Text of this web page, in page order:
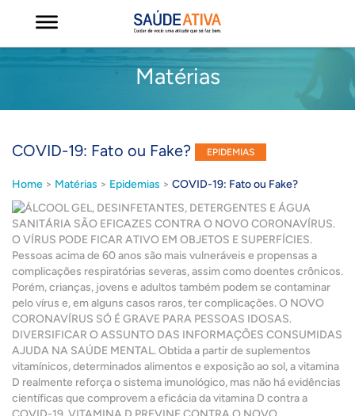
Matérias
COVID-19: Fato ou Fake? EPIDEMIAS
Home > Matérias > Epidemias > COVID-19: Fato ou Fake?